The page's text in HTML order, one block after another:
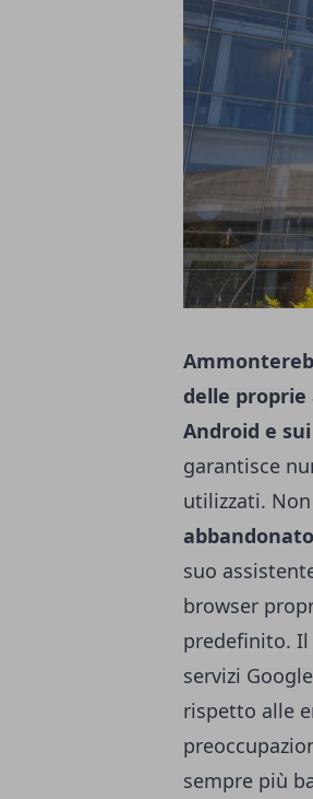
delle
Android e
garantisce
utilizzati.
suo
browser
predefinito.
servizi
rispetto alle
sempre più